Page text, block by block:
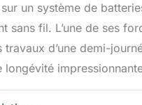
toujours bien
tendre la chaîne
sécateur et c'est
quelques
un système de
sans fil. L’une de ses
d’une demi-